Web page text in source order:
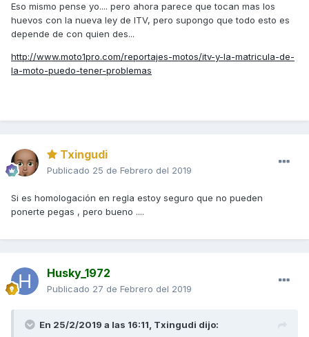
Eso mismo pense yo.... pero ahora parece que tocan mas los
huevos con la nueva ley de ITV, pero supongo que todo esto es
depende de con quien des...
http://www.moto1pro.com/reportajes-motos/itv-y-la-matricula-de-
la-moto-puedo-tener-problemas
Txingudi
Publicado 25 de Febrero del 2019
Si es homologación en regla estoy seguro que no pueden
ponerte pegas , pero bueno ....
Husky_1972
Publicado 27 de Febrero del 2019
En 25/2/2019 a las 16:11, Txingudi dijo: